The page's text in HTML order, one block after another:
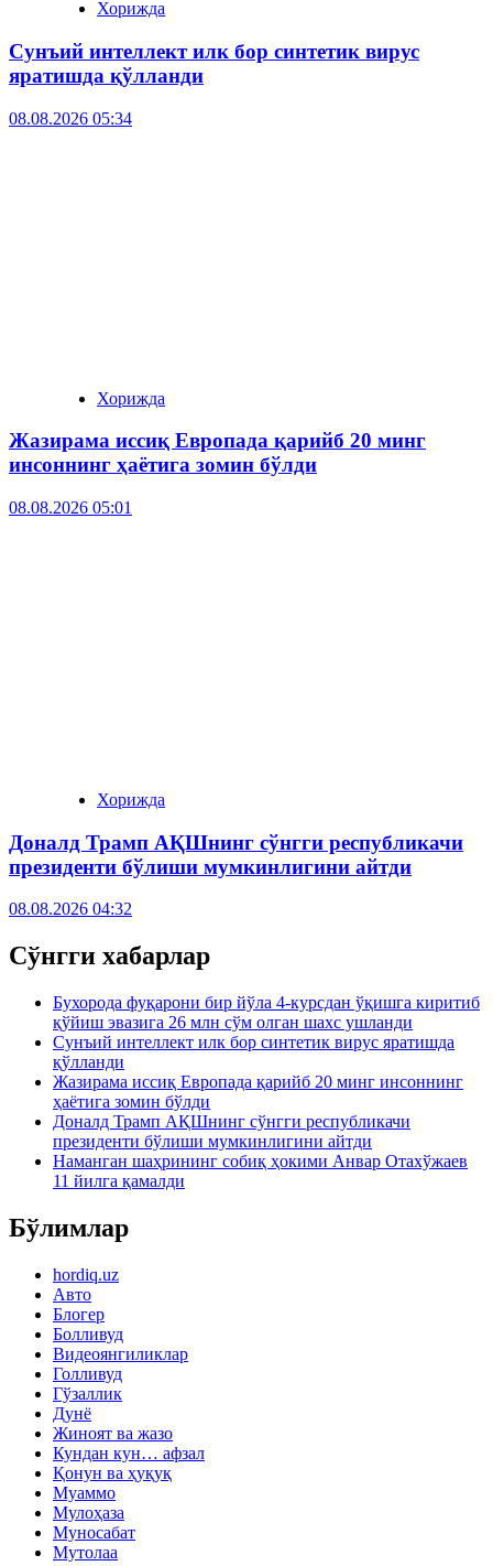
Хорижда
Сунъий интеллект илк бор синтетик вирус
яратишда қўлланди
08.08.2026 05:34
Хорижда
Жазирама иссиқ Европада қарийб 20 минг
инсоннинг ҳаётига зомин бўлди
08.08.2026 05:01
Хорижда
Доналд Трамп АҚШнинг сўнгги республикачи
президенти бўлиши мумкинлигини айтди
08.08.2026 04:32
Сўнгги хабарлар
Бухорода фуқарони бир йўла 4-курсдан ўқишга киритиб
қўйиш эвазига 26 млн сўм олган шахс ушланди
Сунъий интеллект илк бор синтетик вирус яратишда
қўлланди
Жазирама иссиқ Европада қарийб 20 минг инсоннинг
ҳаётига зомин бўлди
Доналд Трамп АҚШнинг сўнгги республикачи
президенти бўлиши мумкинлигини айтди
Наманган шаҳрининг собиқ ҳокими Анвар Отахўжаев
11 йилга қамалди
Бўлимлар
hordiq.uz
Авто
Блогер
Болливуд
Видеоянгиликлар
Голливуд
Гўзаллик
Дунё
Жиноят ва жазо
Кундан кун… афзал
Қонун ва ҳуқуқ
Муаммо
Мулоҳаза
Муносабат
Мутолаа